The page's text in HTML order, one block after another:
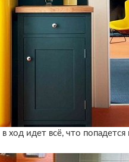
в ход идет всё, что